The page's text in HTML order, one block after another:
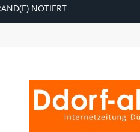
NOTIERT